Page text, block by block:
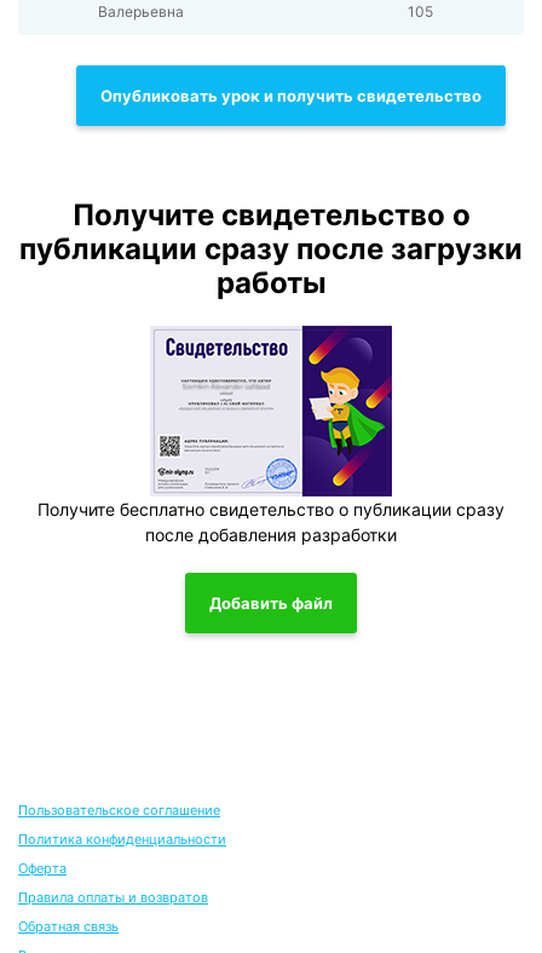
Валерьевна
105
Опубликовать урок и получить свидетельство
Получите свидетельство о
публикации сразу после загрузки
работы
Получите бесплатно свидетельство о публикации сразу
после добавления разработки
Добавить файл
Пользовательское соглашение
Политика конфиденциальности
Оферта
Правила оплаты и возвратов
Обратная связь